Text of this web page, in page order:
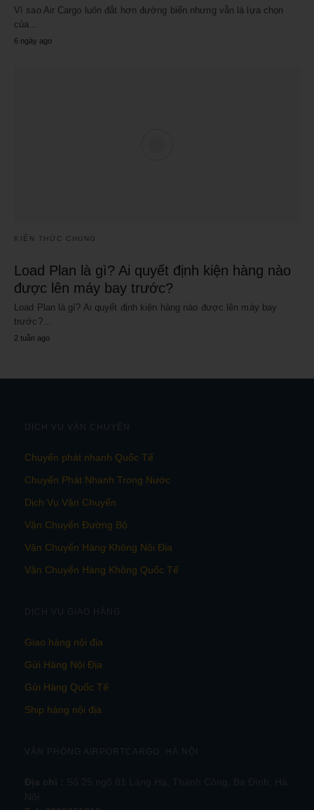
Vì sao Air Cargo luôn đắt hơn đường biển nhưng vẫn là lựa chọn
của…
6 ngày ago
KIẾN THỨC CHUNG
Load Plan là gì? Ai quyết định kiện hàng nào
được lên máy bay trước?
Load Plan là gì? Ai quyết định kiện hàng nào được lên máy bay
trước?…
2 tuần ago
DỊCH VỤ VẬN CHUYỂN
Chuyển phát nhanh Quốc Tế
Chuyển Phát Nhanh Trong Nước
Dịch Vụ Vận Chuyển
Vận Chuyển Đường Bộ
Vận Chuyển Hàng Không Nội Địa
Vận Chuyển Hàng Không Quốc Tế
DỊCH VỤ GIAO HÀNG
Giao hàng nội địa
Gửi Hàng Nội Địa
Gửi Hàng Quốc Tế
Ship hàng nội địa
VĂN PHÒNG AIRPORTCARGO HÀ NỘI